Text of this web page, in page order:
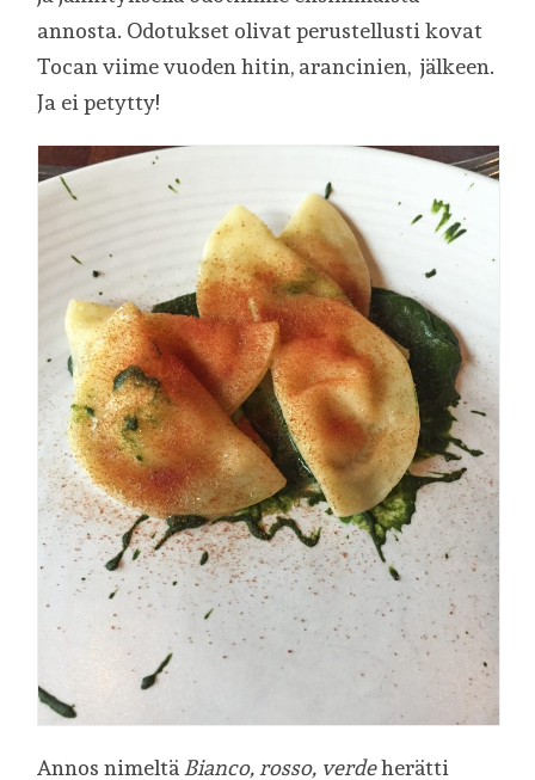
annosta. Odotukset olivat perustellusti kovat
Tocan viime vuoden hitin, arancinien, jälkeen.
Ja ei petytty!
Annos nimeltä Bianco, rosso, verdeherätti